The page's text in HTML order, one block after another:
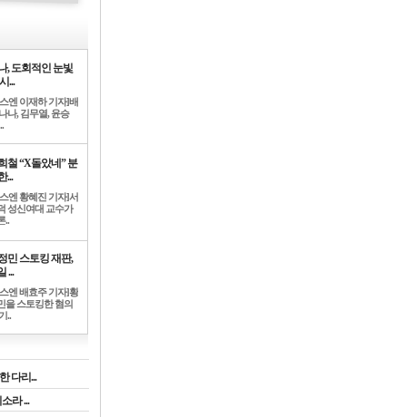
, 도회적인 눈빛
...
엔 이재하 기자]배
나, 김무열, 윤승
철 “X돌았네” 분
...
엔 황혜진 기자]서
성신여대 교수가
..
민 스토킹 재판,
...
엔 배효주 기자]황
을 스토킹한 혐의
..
다리...
라 ...